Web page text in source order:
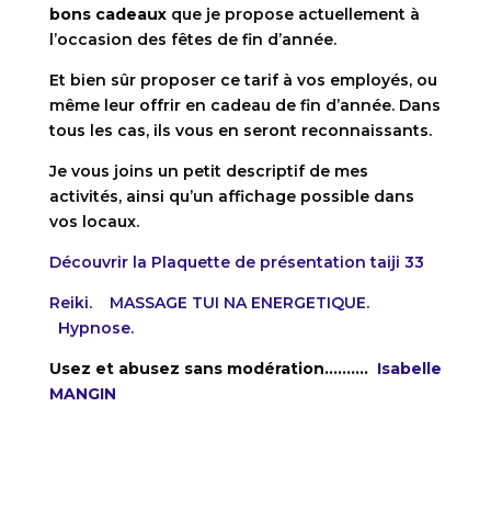
bons cadeauxque je propose actuellement à
l’occasion des fêtes de fin d’année.
Et bien sûr proposer ce tarif à vos employés, ou
même leur offrir en cadeau de fin d’année. Dans
tous les cas, ils vous en seront reconnaissants.
Je vous joins un petit descriptif de mes
activités, ainsi qu’un affichage possible dans
vos locaux.
Découvrir la Plaquette de présentation taiji 33
Reiki.
MASSAGE TUI NA ENERGETIQUE.
Hypnose.
Usez et abusez sans modération………. Isabelle
MANGIN